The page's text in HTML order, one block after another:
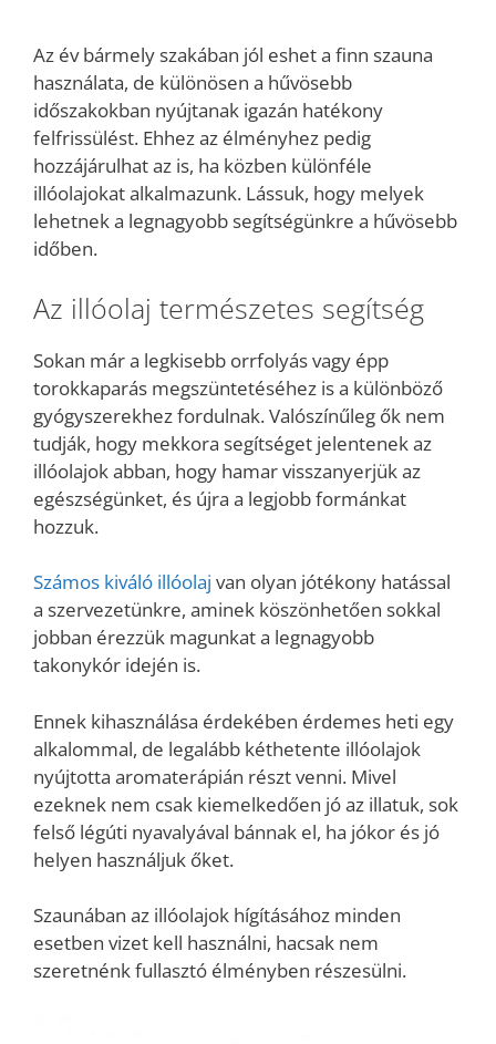
Az év bármely szakában jól eshet a finn szauna
használata, de különösen a hűvösebb
időszakokban nyújtanak igazán hatékony
felfrissülést. Ehhez az élményhez pedig
hozzájárulhat az is, ha közben különféle
illóolajokat alkalmazunk. Lássuk, hogy melyek
lehetnek a legnagyobb segítségünkre a hűvösebb
időben.
Az illóolaj természetes segítség
Sokan már a legkisebb orrfolyás vagy épp
torokkaparás megszüntetéséhez is a különböző
gyógyszerekhez fordulnak. Valószínűleg ők nem
tudják, hogy mekkora segítséget jelentenek az
illóolajok abban, hogy hamar visszanyerjük az
egészségünket, és újra a legjobb formánkat
hozzuk.
Számos kiváló illóolaj van olyan jótékony hatással
a szervezetünkre, aminek köszönhetően sokkal
jobban érezzük magunkat a legnagyobb
takonykór idején is.
Ennek kihasználása érdekében érdemes heti egy
alkalommal, de legalább kéthetente illóolajok
nyújtotta aromaterápián részt venni. Mivel
ezeknek nem csak kiemelkedően jó az illatuk, sok
felső légúti nyavalyával bánnak el, ha jókor és jó
helyen használjuk őket.
Szaunában az illóolajok hígításához minden
esetben vizet kell használni, hacsak nem
szeretnénk fullasztó élményben részesülni.